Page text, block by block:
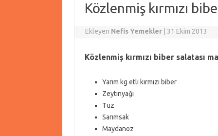
Közlenmiş kırmızı
Ekleyen Nefis Yemekler 31 Ekim 2013
Közlenmiş kırmızı biber salatası
Yarım kg etli kırmızı biber
Zeytinyağı
Tuz
Sarımsak
Maydanoz